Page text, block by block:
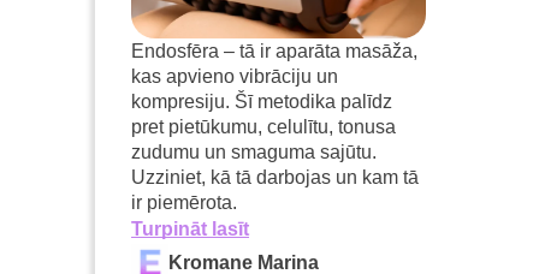
Endosfēra – tā ir aparāta masāža,
kas apvieno vibrāciju un
kompresiju. Šī metodika palīdz
pret pietūkumu, celulītu, tonusa
zudumu un smaguma sajūtu.
Uzziniet, kā tā darbojas un kam tā
ir piemērota.
Turpināt lasīt
Kromane Marina